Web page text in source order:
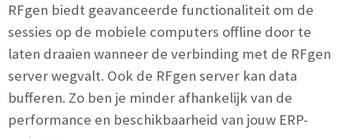
RFgen biedt geavanceerde functionaliteit om de
sessies op de mobiele computers offline door te
laten draaien wanneer de verbinding met de RFgen
server wegvalt. Ook de RFgen server kan data
bufferen. Zo ben je minder afhankelijk van de
performance en beschikbaarheid van jouw ERP-